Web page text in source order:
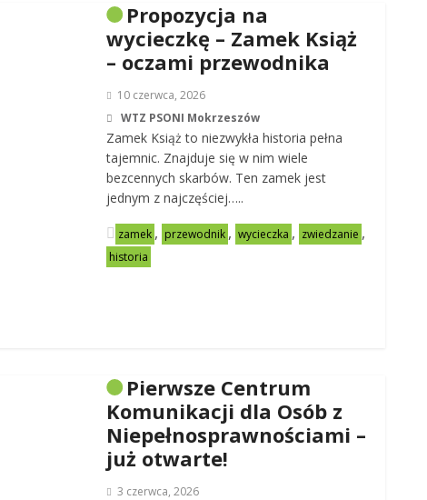
Propozycja na
wycieczkę – Zamek Książ
– oczami przewodnika
10 czerwca, 2026
WTZ PSONI Mokrzeszów
Zamek Książ to niezwykła historia pełna
tajemnic. Znajduje się w nim wiele
bezcennych skarbów. Ten zamek jest
jednym z najczęściej…..
zamek , przewodnik , wycieczka , zwiedzanie ,
historia
Pierwsze Centrum
Komunikacji dla Osób z
Niepełnosprawnościami –
już otwarte!
3 czerwca, 2026